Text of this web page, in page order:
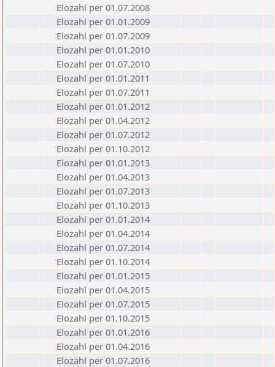
Elozahl per 01.07.2008
Elozahl per 01.01.2009
Elozahl per 01.07.2009
Elozahl per 01.01.2010
Elozahl per 01.07.2010
Elozahl per 01.01.2011
Elozahl per 01.07.2011
Elozahl per 01.01.2012
Elozahl per 01.04.2012
Elozahl per 01.07.2012
Elozahl per 01.10.2012
Elozahl per 01.01.2013
Elozahl per 01.04.2013
Elozahl per 01.07.2013
Elozahl per 01.10.2013
Elozahl per 01.01.2014
Elozahl per 01.04.2014
Elozahl per 01.07.2014
Elozahl per 01.10.2014
Elozahl per 01.01.2015
Elozahl per 01.04.2015
Elozahl per 01.07.2015
Elozahl per 01.10.2015
Elozahl per 01.01.2016
Elozahl per 01.04.2016
Elozahl per 01.07.2016